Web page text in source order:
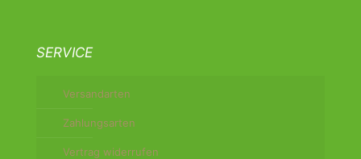
SERVICE
Versandarten
Zahlungsarten
Vertrag widerrufen